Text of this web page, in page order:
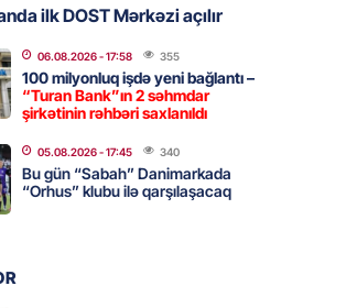
Səudiyyə Ərəbistanı və
arasında Məkkə müdafiə
ilk DOST Mərkəzi açılır
06.08.2026- 17:58 355
100 milyonluq işdə yeni bağlantı –
“Turan Bank”ın 2 səhmdar
şirkətinin rəhbəri saxlanıldı
05.08.2026- 17:45 340
Bu gün “Sabah” Danimarkada
“Orhus” klubu ilə qarşılaşacaq